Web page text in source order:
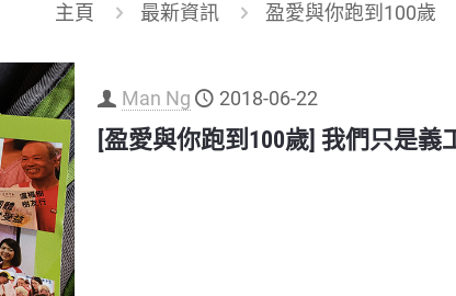
主頁 最新資訊 盈愛與你跑到100歲
Man Ng 2018-06-22
[盈愛與你跑到100歲] 我們只是義